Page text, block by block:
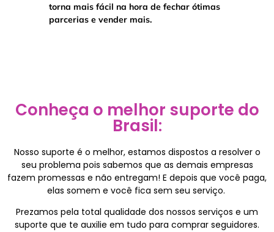
torna mais fácil na hora de fechar ótimas
parcerias e vender mais.
Conheça o melhor suporte do
Brasil:
Nosso suporte é o melhor, estamos dispostos a resolver o
seu problema pois sabemos que as demais empresas
fazem promessas e não entregam! E depois que você paga,
elas somem e você fica sem seu serviço.
Prezamos pela total qualidade dos nossos serviços e um
suporte que te auxilie em tudo para comprar seguidores.